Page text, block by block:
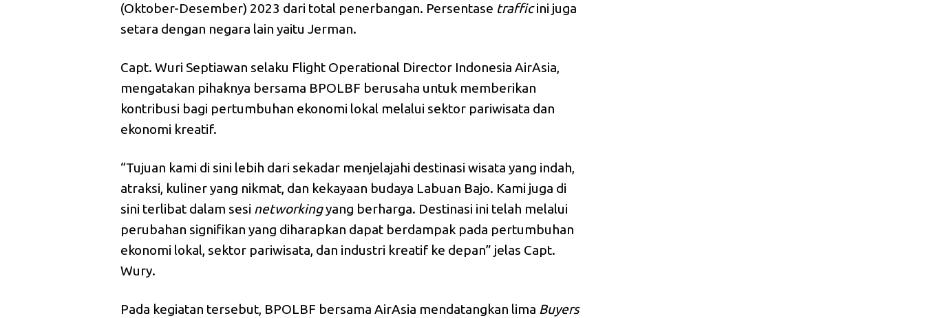
(Oktober-Desember) 2023 dari total penerbangan. Persentase trafficini juga
setara dengan negara lain yaitu Jerman.
Capt. Wuri Septiawan selaku Flight Operational Director Indonesia AirAsia,
mengatakan pihaknya bersama BPOLBF berusaha untuk memberikan
kontribusi bagi pertumbuhan ekonomi lokal melalui sektor pariwisata dan
ekonomi kreatif.
“Tujuan kami di sini lebih dari sekadar menjelajahi destinasi wisata yang indah,
atraksi, kuliner yang nikmat, dan kekayaan budaya Labuan Bajo. Kami juga di
sini terlibat dalam sesi networkingyang berharga. Destinasi ini telah melalui
perubahan signifikan yang diharapkan dapat berdampak pada pertumbuhan
ekonomi lokal, sektor pariwisata, dan industri kreatif ke depan” jelas Capt.
Wury.
Pada kegiatan tersebut, BPOLBF bersama AirAsia mendatangkan lima Buyers